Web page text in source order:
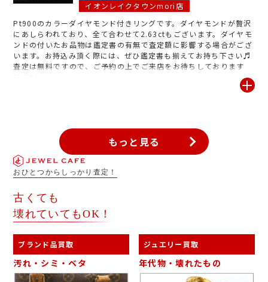
イオンレイクタウンmori店
Pt900のカラーダイヤモンド付きリングです。ダイヤモンドが贅沢
にあしらわれており、全て合わせて2.63ctもございます。ダイヤモ
ンドの付いたお品物は鑑定書の有無で査定額に影響する場合がござ
います。お持込み頂く際には、ぜひ鑑定書も揃えてお持ち下さい♬
査定は無料ですので、ご予約の上でご来店をお待ちしております
もっと見る
おひとつからしっかり査定！
古くても
壊れていてもOK！
ブランド品買取
汚れ・シミ・ベタ
ジュエリー買取
年代物・壊れたもの